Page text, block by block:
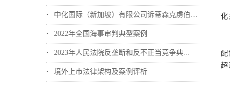
中化国际（新加坡）有限公司诉蒂森克虏伯冶...
2022年全国海事审判典型案例
2023年人民法院反垄断和反不正当竞争典...
境外上市法律架构及案例评析
化
超